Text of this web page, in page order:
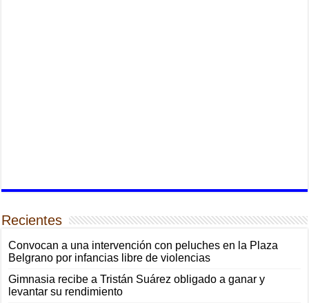
Recientes
Convocan a una intervención con peluches en la Plaza
Belgrano por infancias libre de violencias
Gimnasia recibe a Tristán Suárez obligado a ganar y
levantar su rendimiento